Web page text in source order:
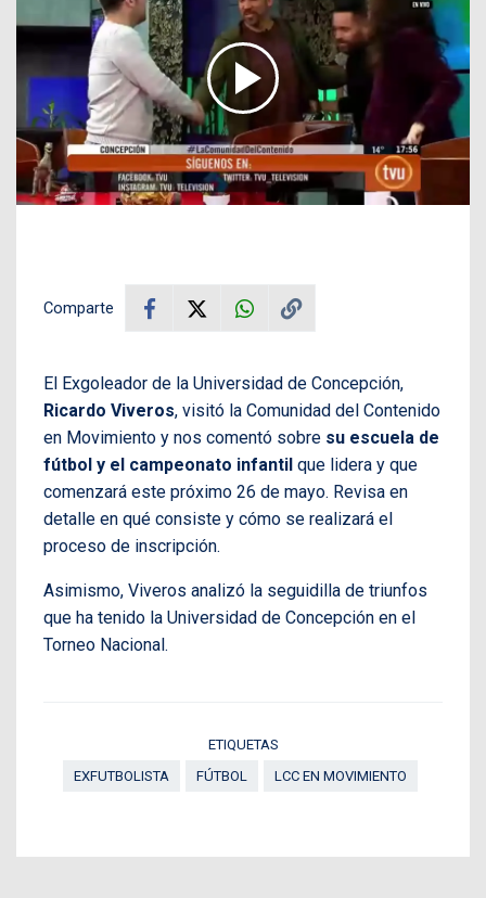
Comparte
El Exgoleador de la Universidad de Concepción,
Ricardo Viveros, visitó la Comunidad del Contenido
en Movimiento y nos comentó sobre su escuela de
fútbol y el campeonato infantil que lidera y que
comenzará este próximo 26 de mayo. Revisa en
detalle en qué consiste y cómo se realizará el
proceso de inscripción.
Asimismo, Viveros analizó la seguidilla de triunfos
que ha tenido la Universidad de Concepción en el
Torneo Nacional.
ETIQUETAS
EXFUTBOLISTA
FÚTBOL LCC EN MOVIMIENTO